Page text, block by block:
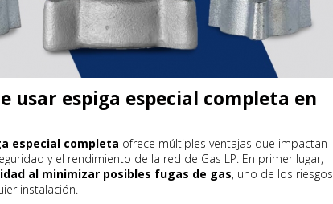
usar espiga especial completa en
especial completa ofrece múltiples ventajas que impactan
y el rendimiento de la red de Gas LP. En primer lugar,
al minimizar posibles fugas de gas, uno de los riesgos
instalación.